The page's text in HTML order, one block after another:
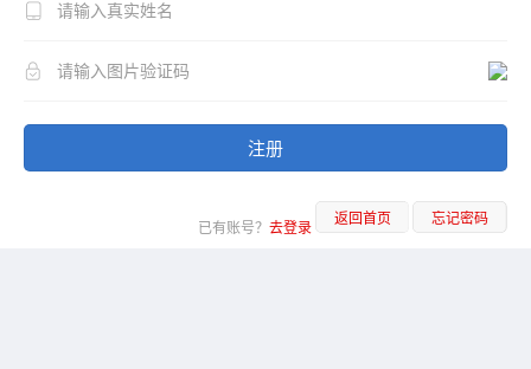
注册
已有账号？ 去登录 返回首页 忘记密码